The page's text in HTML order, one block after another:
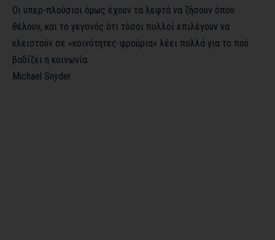
Οι υπερ-πλούσιοι όμως έχουν τα λεφτά να ζήσουν όπου
θέλουν, και το γεγονός ότι τόσοι πολλοί επιλέγουν να
κλειστούν σε «κοινότητες-φρούρια» λέει πολλά για το πού
βαδίζει η κοινωνία.
Michael Snyder